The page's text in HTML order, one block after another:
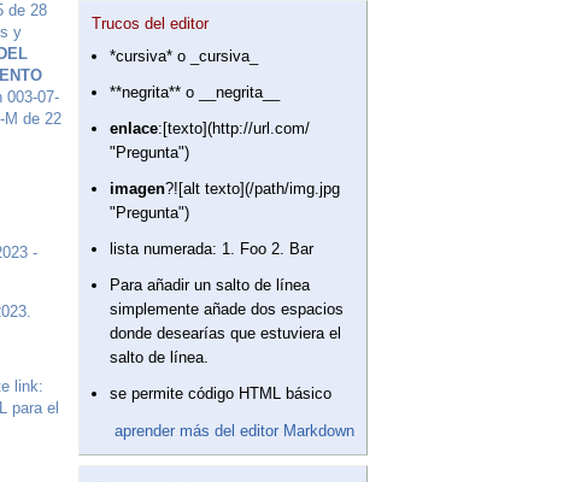
de 28
y
003-07-
M de 22
-
link:
para el
Trucos del editor
*cursiva* o _cursiva_
**negrita** o __negrita__
enlace:[texto](http://url.com/
"Pregunta")
imagen?![alt texto](/path/img.jpg
"Pregunta")
lista numerada: 1. Foo 2. Bar
Para añadir un salto de línea
simplemente añade dos espacios
donde desearías que estuviera el
salto de línea.
se permite código HTML básico
aprender más del editor Markdown